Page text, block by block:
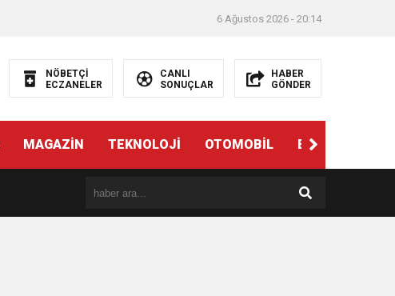
6 Ağustos 2026 - 20:14
NÖBETÇİ
ECZANELER
CANLI
SONUÇLAR
HABER
GÖNDER
MAGAZİN TEKNOLOJİ OTOMOBİL EĞİTİM